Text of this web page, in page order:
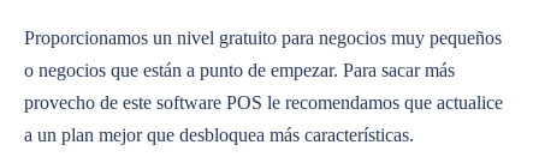
Proporcionamos un nivel gratuito para negocios muy pequeños
o negocios que están a punto de empezar. Para sacar más
provecho de este software POS le recomendamos que actualice
a un plan mejor que desbloquea más características.